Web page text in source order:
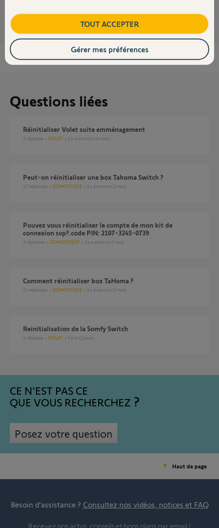
Questions liées
Réinitialiser Volet suite emménagement
1 réponse VOLET il y a environ un mois
Peut-on réinitialiser une box Tahoma Switch ?
17 réponses DOMOTIQUE il y a environ 2 mois
Pouvez vous réinitialiser le compte de mon kit de
connexion svp?.code PIN: 2107-3245-0739
3 réponses DOMOTIQUE il y a environ 2 mois
Comment réinitialiser box TaHoma ?
15 réponses DOMOTIQUE il y a environ 2 mois
Reinitialisation de la Somfy Switch
1 réponse VOLET il y a 12 jours
CE N'EST PAS CE
QUE VOUS RECHERCHEZ
Posez votre question
Haut de page
Besoin d’assistance ? Consultez nos vidéos, notices et FAQ
Recevez nos actus, conseils et bons plans par email !
TOUT ACCEPTER
Gérer mes préférences